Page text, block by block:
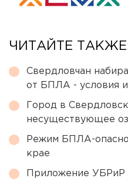
ЧИТАЙТЕ
Свердловчан
от БПЛА - условия и
Город в
несуществующее
Режим БПЛА-
крае
Приложение УБРиР